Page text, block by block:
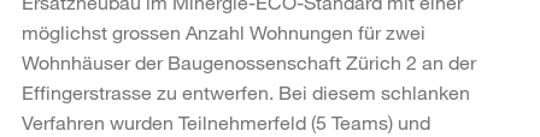
möglichst grossen Anzahl Wohnungen für zwei
Wohnhäuser der Baugenossenschaft Zürich 2 an der
Effingerstrasse zu entwerfen. Bei diesem schlanken
Verfahren wurden Teilnehmerfeld (5 Teams) und